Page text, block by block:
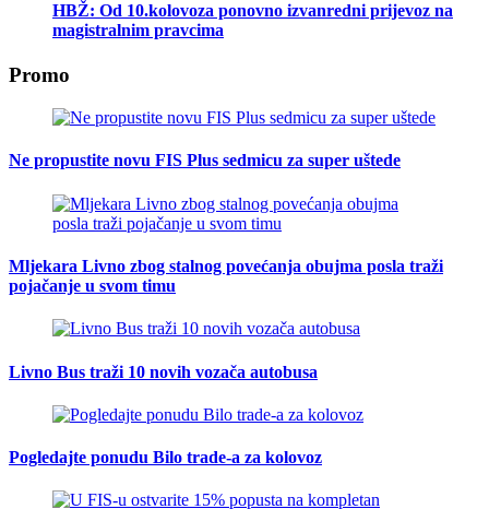
HBŽ: Od 10.kolovoza ponovno izvanredni prijevoz na
magistralnim pravcima
Promo
Ne propustite novu FIS Plus sedmicu za super uštede
Mljekara Livno zbog stalnog povećanja obujma posla traži
pojačanje u svom timu
Livno Bus traži 10 novih vozača autobusa
Pogledajte ponudu Bilo trade-a za kolovoz